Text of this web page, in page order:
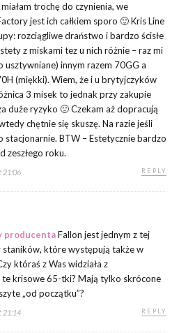
miałam trochę do czynienia, we
jest ich całkiem sporo 🙂 Kris Line
rozciągliwe draństwo i bardzo ścisłe
z miskami tez u nich różnie – raz mi
usztywniane) innym razem 70GG a
(miękki). Wiem, że i u brytyjczyków
3 misek to jednak przy zakupie
duże ryzyko 🙁 Czekam aż dopracują
chętnie się skuszę. Na razie jeśli
stacjonarnie. BTW – Estetycznie bardzo
zeszłego roku.
21:06 REPLY
producentaFallon jest jednym z tej
staników, które występują także w
któraś z Was widziała z
te krisowe 65-tki? Mają tylko skrócone
„od początku”?
21:14 REPLY